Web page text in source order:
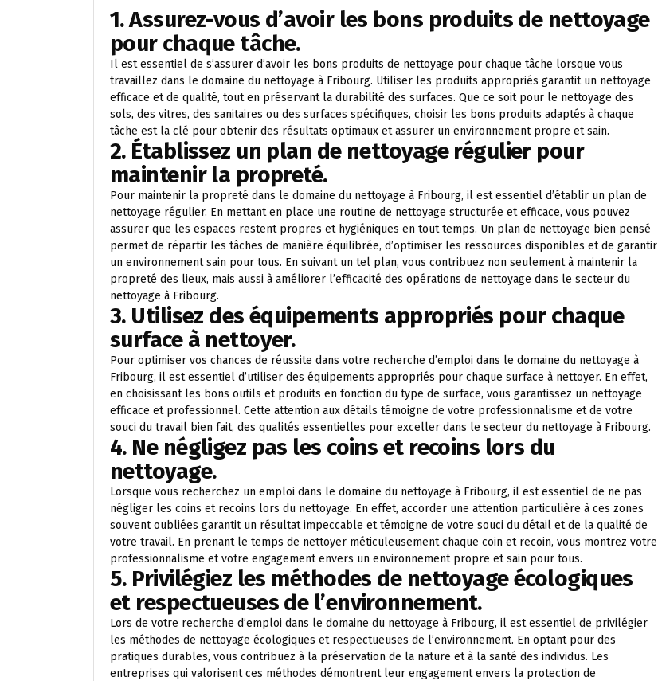
1. Assurez-vous d’avoir les bons produits de nettoyage
pour chaque tâche.
Il est essentiel de s’assurer d’avoir les bons produits de nettoyage pour chaque tâche lorsque vous
travaillez dans le domaine du nettoyage à Fribourg. Utiliser les produits appropriés garantit un nettoyage
efficace et de qualité, tout en préservant la durabilité des surfaces. Que ce soit pour le nettoyage des
sols, des vitres, des sanitaires ou des surfaces spécifiques, choisir les bons produits adaptés à chaque
tâche est la clé pour obtenir des résultats optimaux et assurer un environnement propre et sain.
2. Établissez un plan de nettoyage régulier pour
maintenir la propreté.
Pour maintenir la propreté dans le domaine du nettoyage à Fribourg, il est essentiel d’établir un plan de
nettoyage régulier. En mettant en place une routine de nettoyage structurée et efficace, vous pouvez
assurer que les espaces restent propres et hygiéniques en tout temps. Un plan de nettoyage bien pensé
permet de répartir les tâches de manière équilibrée, d’optimiser les ressources disponibles et de garantir
un environnement sain pour tous. En suivant un tel plan, vous contribuez non seulement à maintenir la
propreté des lieux, mais aussi à améliorer l’efficacité des opérations de nettoyage dans le secteur du
nettoyage à Fribourg.
3. Utilisez des équipements appropriés pour chaque
surface à nettoyer.
Pour optimiser vos chances de réussite dans votre recherche d’emploi dans le domaine du nettoyage à
Fribourg, il est essentiel d’utiliser des équipements appropriés pour chaque surface à nettoyer. En effet,
en choisissant les bons outils et produits en fonction du type de surface, vous garantissez un nettoyage
efficace et professionnel. Cette attention aux détails témoigne de votre professionnalisme et de votre
souci du travail bien fait, des qualités essentielles pour exceller dans le secteur du nettoyage à Fribourg.
4. Ne négligez pas les coins et recoins lors du
nettoyage.
Lorsque vous recherchez un emploi dans le domaine du nettoyage à Fribourg, il est essentiel de ne pas
négliger les coins et recoins lors du nettoyage. En effet, accorder une attention particulière à ces zones
souvent oubliées garantit un résultat impeccable et témoigne de votre souci du détail et de la qualité de
votre travail. En prenant le temps de nettoyer méticuleusement chaque coin et recoin, vous montrez votre
professionnalisme et votre engagement envers un environnement propre et sain pour tous.
5. Privilégiez les méthodes de nettoyage écologiques
et respectueuses de l’environnement.
Lors de votre recherche d’emploi dans le domaine du nettoyage à Fribourg, il est essentiel de privilégier
les méthodes de nettoyage écologiques et respectueuses de l’environnement. En optant pour des
pratiques durables, vous contribuez à la préservation de la nature et à la santé des individus. Les
entreprises qui valorisent ces méthodes démontrent leur engagement envers la protection de